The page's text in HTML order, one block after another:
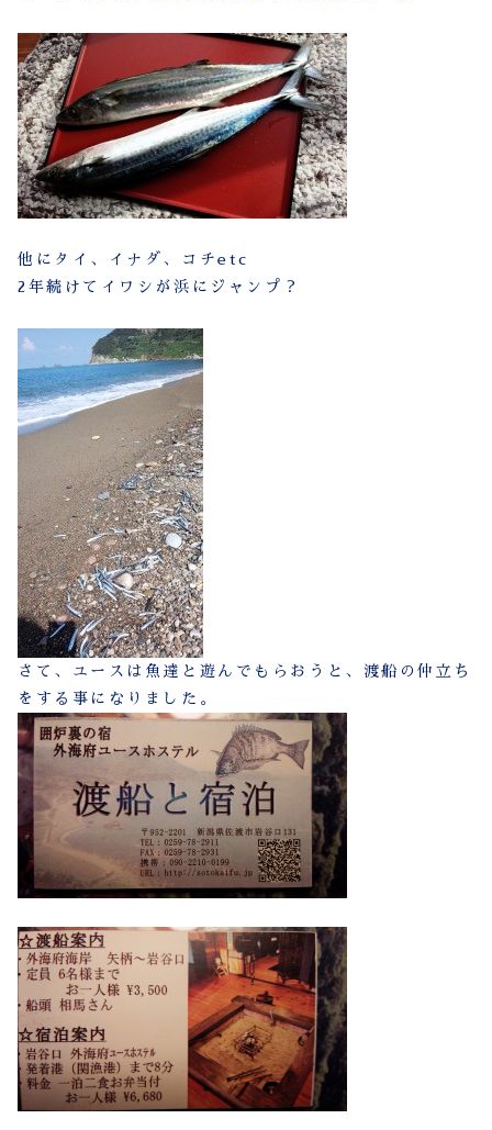
他にタイ、イナダ、コチetc
2年続けてイワシが浜にジャンプ？
さて、ユースは魚達と遊んでもらおうと、 渡船の仲立ち
をする事になりました。